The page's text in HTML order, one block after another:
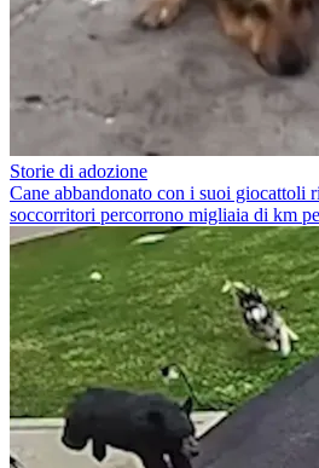
Storie di adozione
Cane abbandonato con i suoi giocattoli
soccorritori percorrono migliaia di km